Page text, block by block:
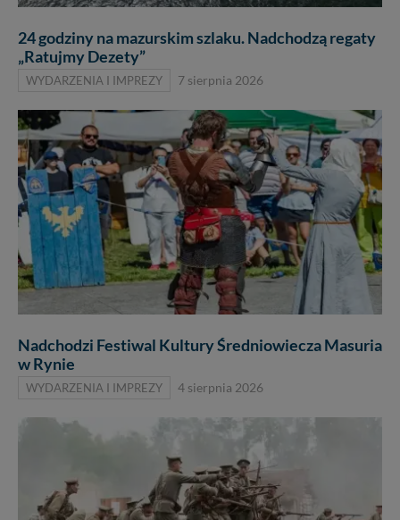
24 godziny na mazurskim szlaku. Nadchodzą regaty
„Ratujmy Dezety”
WYDARZENIA I IMPREZY 7 sierpnia 2026
Nadchodzi Festiwal Kultury Średniowiecza Masuria
w Rynie
WYDARZENIA I IMPREZY 4 sierpnia 2026